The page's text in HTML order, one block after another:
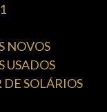
NOVOS
USADOS
DE SOLÁRIOS